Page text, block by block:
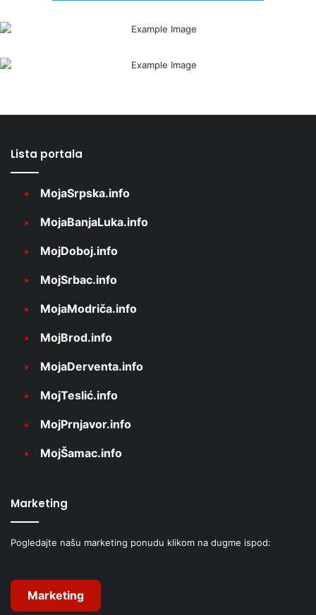
Lista portala
MojaSrpska.info
MojaBanjaLuka.info
MojDoboj.info
MojSrbac.info
MojaModriča.info
MojBrod.info
MojaDerventa.info
MojTeslić.info
MojPrnjavor.info
MojŠamac.info
Marketing
Pogledajte našu marketing ponudu klikom na dugme ispod:
Marketing